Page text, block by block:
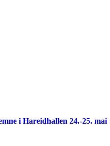
i Hareidhallen 24.-25. mai